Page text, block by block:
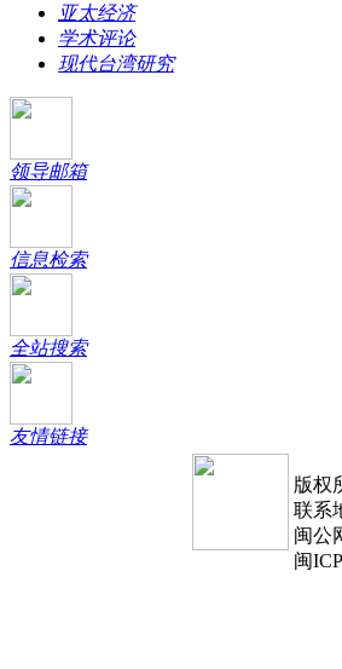
亚太经济
学术评论
现代台湾研究
领导邮箱
信息检索
全站搜索
友情链接
版权
联系
闽公
闽